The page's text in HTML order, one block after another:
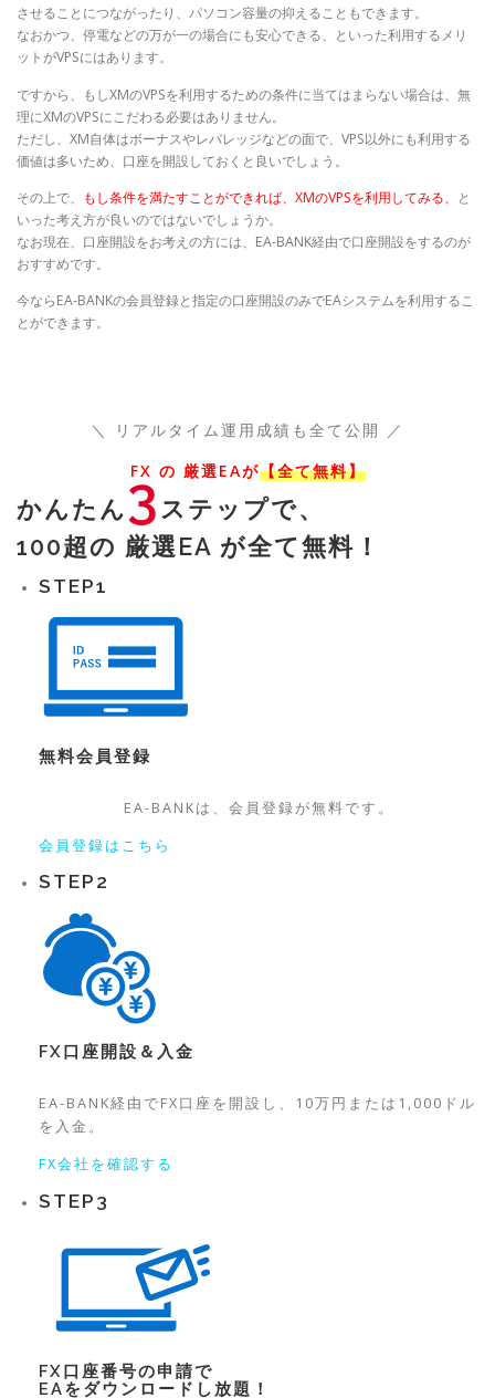
させることにつながったり、パソコン容量の抑えることもできます。
なおかつ、停電などの万が一の場合にも安心できる、といった利用するメリ
ットがVPSにはあります。
ですから、もしXMのVPSを利用するための条件に当てはまらない場合は、無
理にXMのVPSにこだわる必要はありません。
ただし、XM自体はボーナスやレバレッジなどの面で、VPS以外にも利用する
価値は多いため、口座を開設しておくと良いでしょう。
その上で、
もし条件を満たすことができれば、XMのVPSを利用してみる、
と
いった考え方が良いのではないでしょうか。
なお現在、口座開設をお考えの方には、EA-BANK経由で口座開設をするのが
おすすめです。
今ならEA-BANKの会員登録と指定の口座開設のみでEAシステムを利用するこ
とができます。
＼ リアルタイム運用成績も全て公開 ／
FX の 厳選EAが【全て無料】
かんたん3ステップで、
100超の 厳選EA が全て無料！
STEP1
無料会員登録
EA-BANKは、 会員登録が無料です。
会員登録はこちら
STEP 2
FX口座開設＆入金
EA-BANK経由でFX口座を開設し、10万円または1,000ドル
を入金。
FX会社を確認する
STEP 3
FX口座番号の申請で
EAをダウンロード し放題！